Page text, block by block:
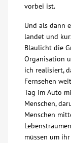
vorbei ist.
Und als dann
landet und
Blaulicht die
Organisation
ich realisiert,
Fernsehen
Tag im Auto
Menschen,
Menschen
müssen um